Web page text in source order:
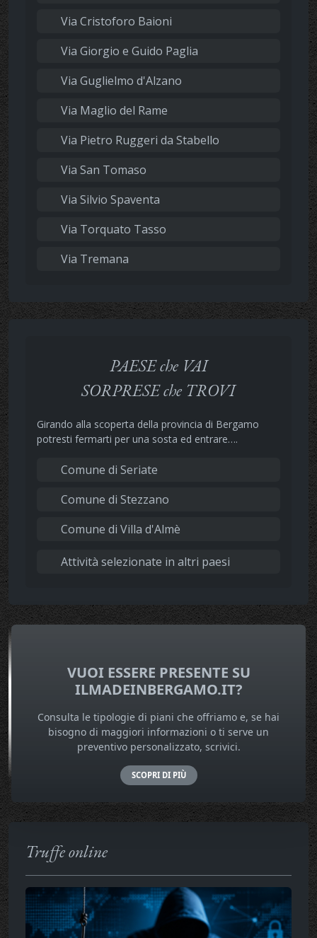
Via Cristoforo Baioni
Via Giorgio e Guido Paglia
Via Guglielmo d'Alzano
Via Maglio del Rame
Via Pietro Ruggeri da Stabello
Via San Tomaso
Via Silvio Spaventa
Via Torquato Tasso
Via Tremana
PAESE che VAI
SORPRESE che TROVI
Girando alla scoperta della provincia di Bergamo
potresti fermarti per una sosta ed entrare….
Comune di Seriate
Comune di Stezzano
Comune di Villa d'Almè
Attività selezionate in altri paesi
VUOI ESSERE PRESENTE SU
ILMADEINBERGAMO.IT?
Consulta le tipologie di piani che offriamo e, se hai
bisogno di maggiori informazioni o ti serve un
preventivo personalizzato, scrivici.
SCOPRI DI PIÙ
Truffe online